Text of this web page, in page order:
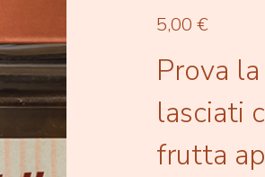
Prezzo
5,00 €
Prova
lasciati
frutta